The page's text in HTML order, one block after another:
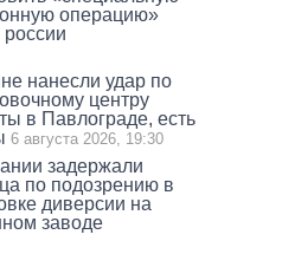
операцию»
россии
нанесли удар по
центру
в Павлограде, есть
6 августа 2026, 19:30
задержали
по подозрению в
диверсии на
заводе